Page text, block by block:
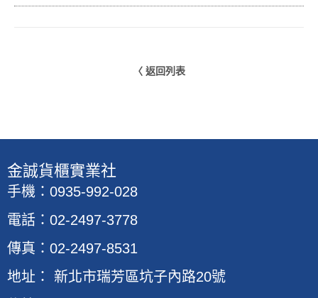
〈 返回列表
​金誠貨櫃實業社
手機：0935-992-028
電話：02-2497-3778
傳真：02-2497-8531
地址 ：
新北市瑞芳區坑子內路20號